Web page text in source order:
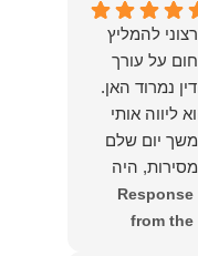
שאתם
ותזכו לטוב
והצלחה
ממני🙂😘
💓
והמרגשות.
שמחנו מאוד
לקרוא את
דברייך. אנו
מעריכים את
האמון שנתת בנו
ונמשיך לעמוד
לצידך וללוות
אותך במסירות.
להמליץ
על עורך
נמרוד האן.
ליווה אותי
יום שלם
היה
זמין לכל שאלה,
הכווין אותי בכל
Response
from the